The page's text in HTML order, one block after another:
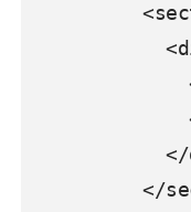
          <section>
            <div class="box">
              <h2>タイトル2</h2>
              <p>タイトル2の内容</p>
            </div>
          </section>